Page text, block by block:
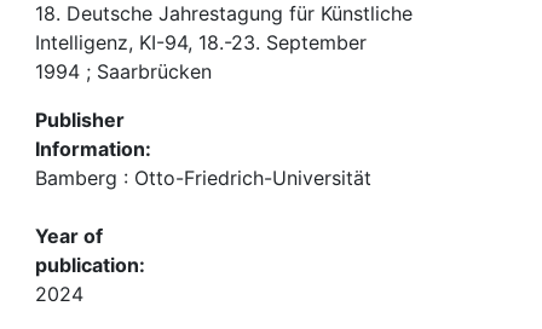
18. Deutsche Jahrestagung für Künstliche
Intelligenz, KI-94, 18.-23. September
1994 ; Saarbrücken
Publisher
Information:
Bamberg : Otto-Friedrich-Universität
Year of
publication:
2024